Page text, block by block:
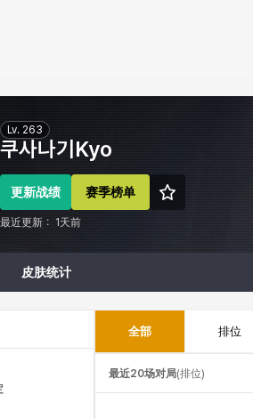
Kyo
쿠사나기Kyo
Lv. 263
更新战绩 赛季榜单
最近更新： 1天前
皮肤统计
全部 排位
最近20场对局(排位)